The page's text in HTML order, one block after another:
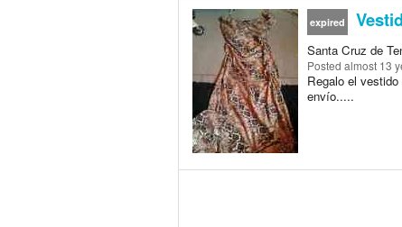
expired
Santa Cruz de
Posted almost 13
Regalo el
envío.....